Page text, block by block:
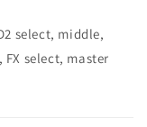
select, middle,
select, master